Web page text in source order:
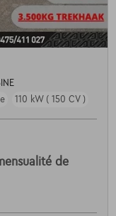
110 kW ( 150 CV )
de